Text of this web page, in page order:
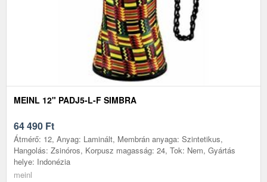
MEINL 12" PADJ5-L-F SIMBRA
64 490 Ft
Átmérő: 12, Anyag: Laminált, Membrán anyaga: Szintetikus,
Hangolás: Zsinóros, Korpusz magasság: 24, Tok: Nem, Gyártás
helye: Indonézia
meinl